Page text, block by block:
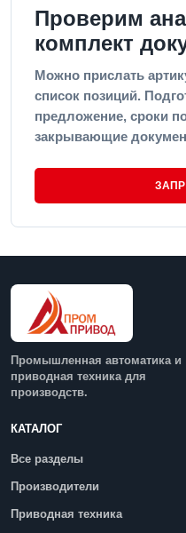
Проверим
комплект
Можно прислать
список позиций.
предложение, сроки
закрывающие
Промышленная автоматика и
приводная техника для
производств.
КАТАЛОГ
Все разделы
Производители
Приводная техника